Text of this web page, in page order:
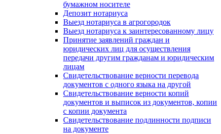
бумажном носителе
Депозит нотариуса
Выезд нотариуса в агрогородок
Выезд нотариуса к заинтересованному лицу
Принятие заявлений граждан и
юридических лиц для осуществления
передачи другим гражданам и юридическим
лицам
Свидетельствование верности перевода
документов с одного языка на другой
Свидетельствование верности копий
документов и выписок из документов, копии
с копии документа
Свидетельствование подлинности подписи
на документе